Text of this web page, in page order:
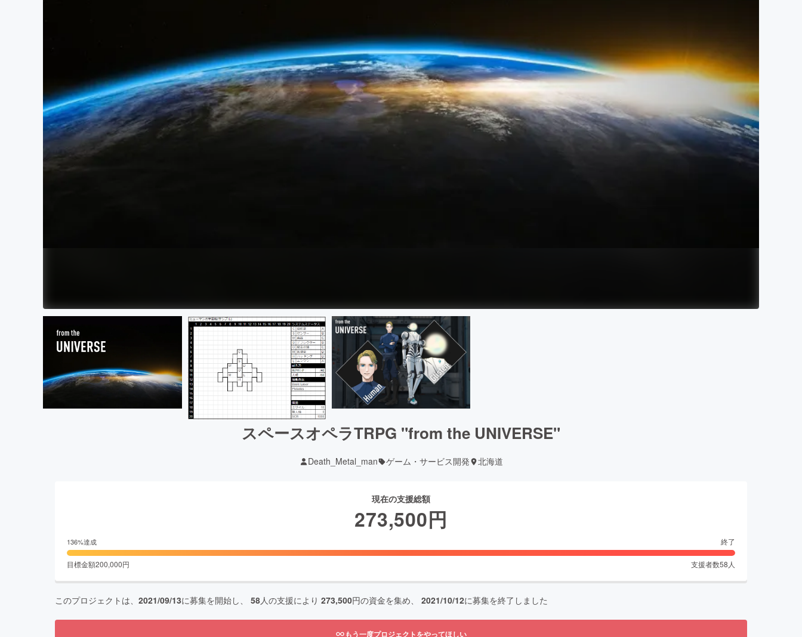
スペースオペラTRPG "from the UNIVERSE"
Death_Metal_man ゲーム・サービス開発 北海道
現在の支援総額
273,500円
136%達成 終了
目標金額200,000円 支援者数58人
このプロジェクトは、 2021/09/13に募集を開始し、 58人の支援により 273,500円の資金を集め、 2021/10/12に募集を終了しました
もう一度プロジェクトをやってほしい